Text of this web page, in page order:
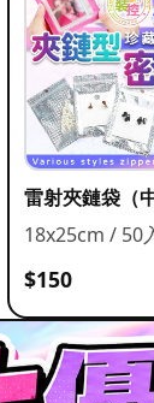
雷射夾鏈袋（中
18x25cm / 50
$150